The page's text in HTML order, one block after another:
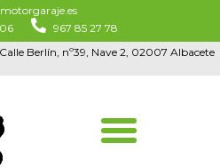
967 85 27 78
Berlín, nº39, Nave 2, 02007 Albacete